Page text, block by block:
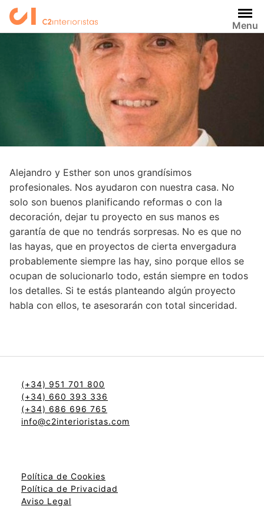
Saltar
contenido
Menu
Alejandro y Esther son unos grandísimos
profesionales. Nos ayudaron con nuestra casa. No
solo son buenos planificando reformas o con la
decoración, dejar tu proyecto en sus manos es
garantía de que no tendrás sorpresas. No es que no
las hayas, que en proyectos de cierta envergadura
probablemente siempre las hay, sino porque ellos se
ocupan de solucionarlo todo, están siempre en todos
los detalles. Si te estás planteando algún proyecto
habla con ellos, te asesorarán con total sinceridad.
(+34) 951 701 800
(+34) 660 393 336
(+34) 686 696 765
info@c2interioristas.com
Política de Cookies
Política de Privacidad
Aviso Legal